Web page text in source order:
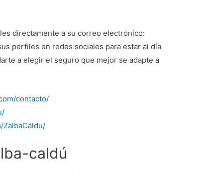
directamente a su correo electrónico:
perfiles en redes sociales para estar al día
a elegir el seguro que mejor se adapte a
contacto/
ZalbaCaldu/
caldú